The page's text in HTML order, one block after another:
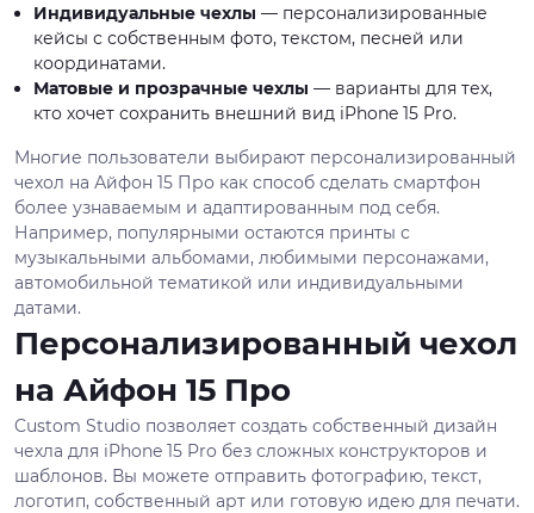
Индивидуальные чехлы — персонализированные
кейсы с собственным фото, текстом, песней или
координатами.
Матовые и прозрачные чехлы — варианты для тех,
кто хочет сохранить внешний вид iPhone 15 Pro.
Многие пользователи выбирают персонализированный
чехол на Айфон 15 Про как способ сделать смартфон
более узнаваемым и адаптированным под себя.
Например, популярными остаются принты с
музыкальными альбомами, любимыми персонажами,
автомобильной тематикой или индивидуальными
датами.
Персонализированный чехол
на Айфон 15 Про
Custom Studio позволяет создать собственный дизайн
чехла для iPhone 15 Pro без сложных конструкторов и
шаблонов. Вы можете отправить фотографию, текст,
логотип, собственный арт или готовую идею для печати.